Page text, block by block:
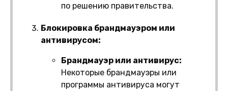
по решению правительства.
Блокировка брандмауэром или
антивирусом:
Брандмауэр или антивирус:
Некоторые брандмауэры или
программы антивируса могут